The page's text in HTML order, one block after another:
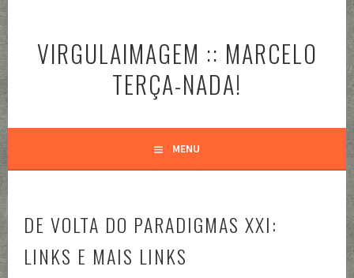
o
conteúdoVIRGULAIMAGEM :: MARCELO
TERÇA-NADA!
MENU
DE VOLTA DO PARADIGMAS XXI:
LINKS E MAIS LINKS